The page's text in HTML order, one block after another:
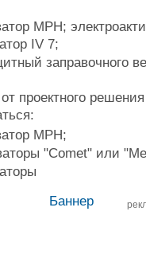
МРН;
IV 7;
заправочного
проектного
МРН;
"Comet" или